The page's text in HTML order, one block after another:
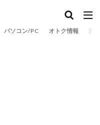
パソコン/PC オトク情報 旅